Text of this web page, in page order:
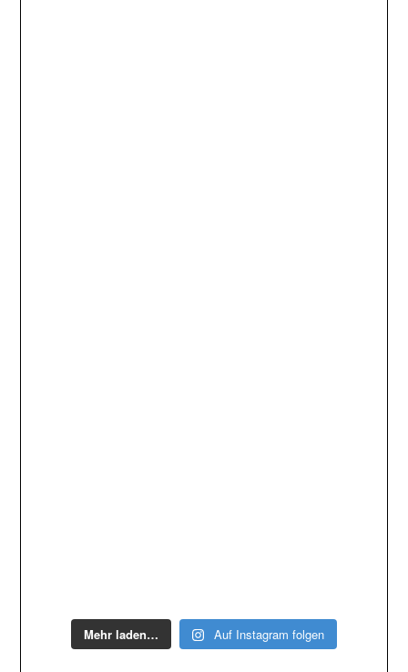
Mehr laden… Auf Instagram folgen